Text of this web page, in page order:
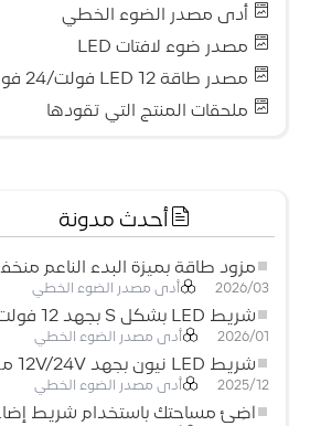
أدى مصدر الضوء الخطي
مصدر ضوء لافتات LED
مصدر طاقة LED 12 فولت/24 فولت
ملحقات المنتج التي تقودها
أحدث مدونة
مزود طاقة بميزة البدء الناعم منخفض الجهد لأنظمة إضاءة LED
2026/03 أدى مصدر الضوء الخطي
شريط LED بشكل S بجهد 12 فولت: حل إضاءة مرن وفعال للتصميمات الحديثة
2026/01 أدى مصدر الضوء الخطي
شريط LED نيون بجهد 12V/24V مع إمكانية القص كل 3 مصابيح: حل إضاءة نيون عصري لكل المساحات
2025/12 أدى مصدر الضوء الخطي
أضِئ مساحتك باستخدام شريط إضاءة LED نيون مرن منخفض الجهد